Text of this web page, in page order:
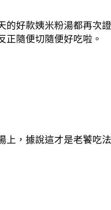
的好款姨米粉湯都再次
正隨便切隨便好吃啦。
，據說這才是老饕吃